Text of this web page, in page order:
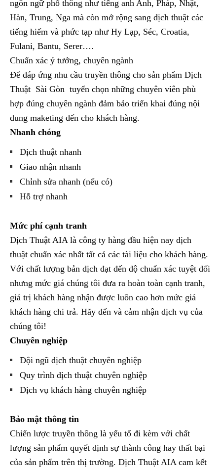
ngôn ngữ phổ thông như tiếng anh Anh, Pháp, Nhật,
Hàn, Trung, Nga mà còn mở rộng sang dịch thuật các
tiếng hiếm và phức tạp như Hy Lạp, Séc, Croatia,
Fulani, Bantu, Serer….
Chuẩn xác ý tưởng, chuyên ngành
Để đáp ứng nhu cầu truyền thông cho sản phẩm Dịch
Thuật Sài Gòn tuyển chọn những chuyên viên phù
hợp đúng chuyên ngành đảm bảo triển khai đúng nội
dung maketing đến cho khách hàng.
Nhanh chóng
Dịch thuật nhanh
Giao nhận nhanh
Chỉnh sửa nhanh (nếu có)
Hỗ trợ nhanh
Mức phí cạnh tranh
Dịch Thuật AIA là công ty hàng đầu hiện nay dịch
thuật chuẩn xác nhất tất cả các tài liệu cho khách hàng.
Với chất lượng bản dịch đạt đến độ chuẩn xác tuyệt đối
nhưng mức giá chúng tôi đưa ra hoàn toàn cạnh tranh,
giá trị khách hàng nhận được luôn cao hơn mức giá
khách hàng chi trả. Hãy đến và cảm nhận dịch vụ của
chúng tôi!
Chuyên nghiệp
Đội ngũ dịch thuật chuyên nghiệp
Quy trình dịch thuật chuyên nghiệp
Dịch vụ khách hàng chuyên nghiệp
Bảo mật thông tin
Chiến lược truyền thông là yếu tố đi kèm với chất
lượng sản phẩm quyết định sự thành công hay thất bại
của sản phẩm trên thị trường. Dịch Thuật AIA cam kết